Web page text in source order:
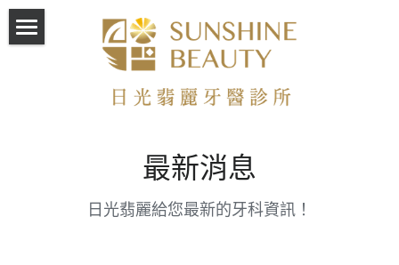
馬瑞宏院長
最新消息
日光翡麗給您最新的牙科資訊！